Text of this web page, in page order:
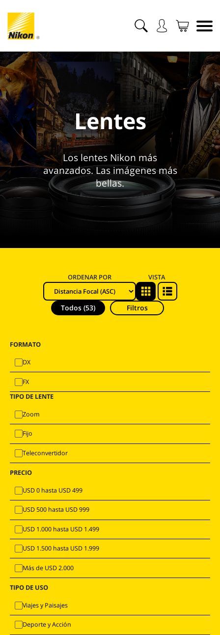
Lentes
Los lentes Nikon más
avanzados. Las imágenes más
bellas.
Todos (53) Filtros
ORDENAR POR VISTA
FORMATO
DX
FX
TIPO DE LENTE
Zoom
Fijo
Teleconvertidor
PRECIO
USD 0 hasta USD 499
USD 500 hasta USD 999
USD 1.000 hasta USD 1.499
USD 1.500 hasta USD 1.999
Más de USD 2.000
TIPO DE USO
Viajes y Paisajes
Deporte y Acción